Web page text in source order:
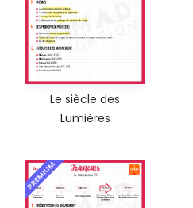
Le siècle des
Lumières
PREMIUM